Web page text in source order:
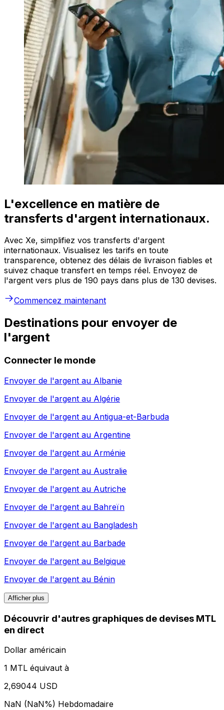
L'excellence en matière de
transferts d'argent internationaux.
Avec Xe, simplifiez vos transferts d'argent
internationaux. Visualisez les tarifs en toute
transparence, obtenez des délais de livraison fiables et
suivez chaque transfert en temps réel. Envoyez de
l'argent vers plus de 190 pays dans plus de 130 devises.
Commencez maintenant
Destinations pour envoyer de
l'argent
Connecter le monde
Envoyer de l'argent au Albanie
Envoyer de l'argent au Algérie
Envoyer de l'argent au Antigua-et-Barbuda
Envoyer de l'argent au Argentine
Envoyer de l'argent au Arménie
Envoyer de l'argent au Australie
Envoyer de l'argent au Autriche
Envoyer de l'argent au Bahreïn
Envoyer de l'argent au Bangladesh
Envoyer de l'argent au Barbade
Envoyer de l'argent au Belgique
Envoyer de l'argent au Bénin
Afficher plus
Découvrir d'autres graphiques de devises MTL
en direct
Dollar américain
1 MTL équivaut à
2,69044 USD
NaN (NaN%) Hebdomadaire